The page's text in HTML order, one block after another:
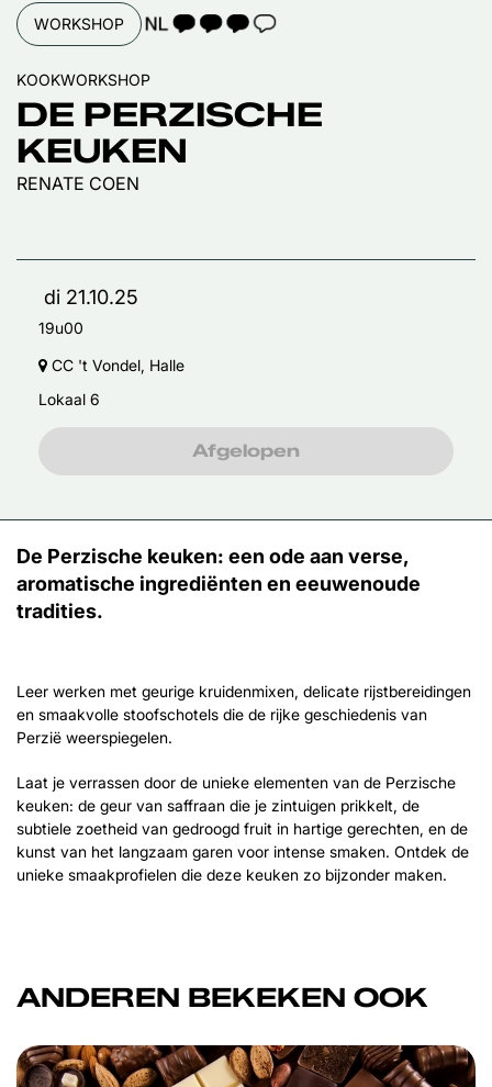
WORKSHOP TAALICOON 3
DE PERZISCHE
KEUKEN
RENATE COEN
KOOKWORKSHOP
di 21.10.25
19u00
CC 't Vondel, Halle
Lokaal 6
Afgelopen
De Perzische keuken: een ode aan verse,
aromatische ingrediënten en eeuwenoude
tradities.
Leer werken met geurige kruidenmixen, delicate rijstbereidingen
en smaakvolle stoofschotels die de rijke geschiedenis van
Perzië weerspiegelen.
Laat je verrassen door de unieke elementen van de Perzische
keuken: de geur van saffraan die je zintuigen prikkelt, de
subtiele zoetheid van gedroogd fruit in hartige gerechten, en de
kunst van het langzaam garen voor intense smaken. Ontdek de
unieke smaakprofielen die deze keuken zo bijzonder maken.
ANDEREN BEKEKEN OOK
Overslaan